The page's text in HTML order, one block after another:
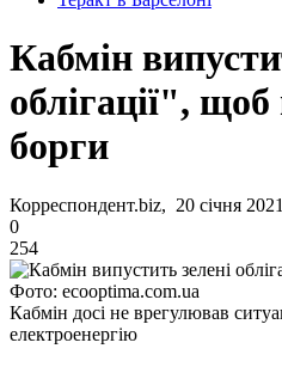
Кабмін
облігації",
борги
Корреспондент.biz, 20 січня
0
254
Фото: ecooptima.com.ua
Кабмін досі не врегулював
електроенергію